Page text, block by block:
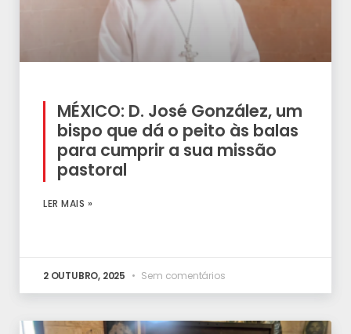
MÉXICO: D. José González, um
bispo que dá o peito às balas
para cumprir a sua missão
pastoral
LER MAIS »
2 OUTUBRO, 2025 Sem comentários